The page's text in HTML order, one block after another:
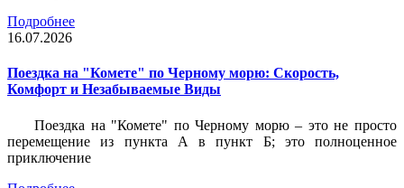
Подробнее
16.07.2026
Поездка на "Комете" по Черному морю: Скорость,
Комфорт и Незабываемые Виды
Поездка на "Комете" по Черному морю – это не просто
перемещение из пункта А в пункт Б; это полноценное
приключение